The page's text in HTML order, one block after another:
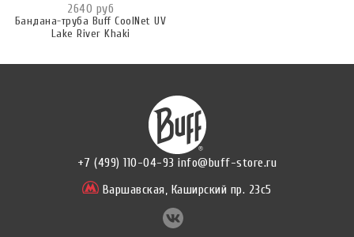
2640 руб
Бандана-труба Buff CoolNet UV
Lake River Khaki
+7 (499) 110-04-93 info@buff-store.ru
Варшавская, Каширский пр. 23с5